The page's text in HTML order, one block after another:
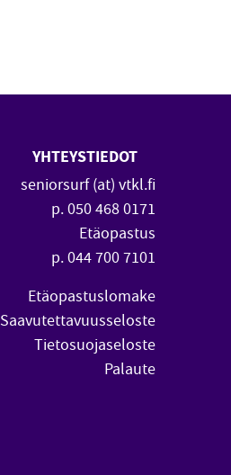
YHTEYSTIEDOT
seniorsurf (at) vtkl.fi
p. 050 468 0171
Etäopastus
p. 044 700 7101
Etäopastuslomake
Saavutettavuusseloste
Tietosuojaseloste
Palaute